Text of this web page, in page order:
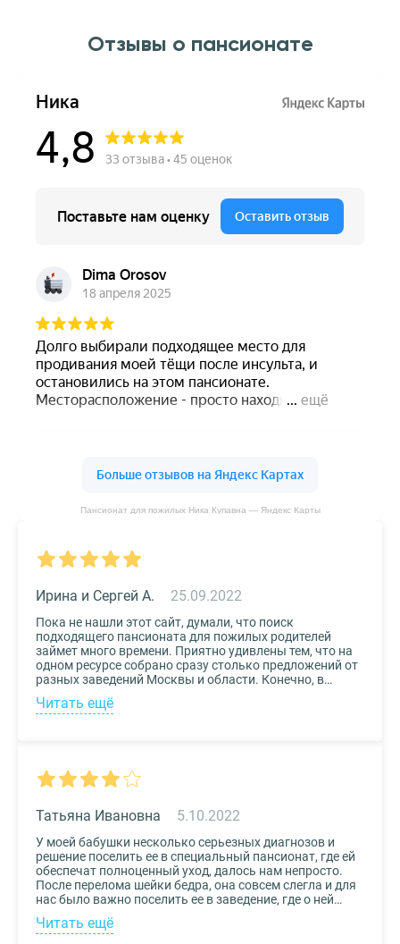
Отзывы о пансионате
Пансионат для пожилых Ника Купавна — Яндекс Карты
25.09.2022
Ирина и Сергей А.
Пока не нашли этот сайт, думали, что поиск
подходящего пансионата для пожилых родителей
займет много времени. Приятно удивлены тем, что на
одном ресурсе собрано сразу столько предложений от
разных заведений Москвы и области. Конечно, в
приоритете был выбор по месту расположения –
хотелось бы, чтоб пансионат находился недалеко от
подробная, что определиться на наиболее подходящем
сервис!
Читать ещё
5.10.2022
Татьяна Ивановна
У моей бабушки несколько серьезных диагнозов и
решение поселить ее в специальный пансионат, где ей
обеспечат полноценный уход, далось нам непросто.
После перелома шейки бедра, она совсем слегла и для
нас было важно поселить ее в заведение, где о ней
будут заботиться круглосуточно. Остановили выбор
на реабилитационном центре Медвежьи Озера
Читать ещё